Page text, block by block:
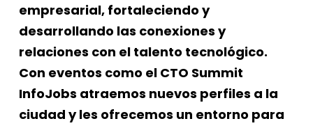
empresarial, fortaleciendo y
desarrollando las conexiones y
relaciones con el talento tecnológico.
Con eventos como el CTO Summit
InfoJobs atraemos nuevos perfiles a la
ciudad y les ofrecemos un entorno para